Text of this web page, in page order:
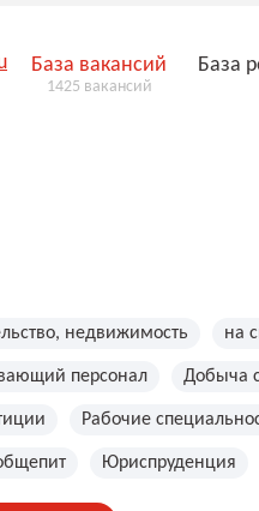
База вакансий
1425 вакансий
База
недвижимость на
персонал Добыча
Рабочие
Юриспруденция